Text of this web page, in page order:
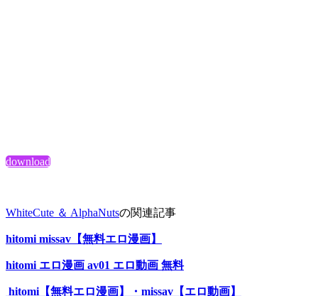
download
WhiteCute ＆ AlphaNutsの関連記事
hitomi missav【無料エロ漫画】
hitomi エロ漫画 av01 エロ動画 無料
hitomi【無料エロ漫画】・missav【エロ動画】